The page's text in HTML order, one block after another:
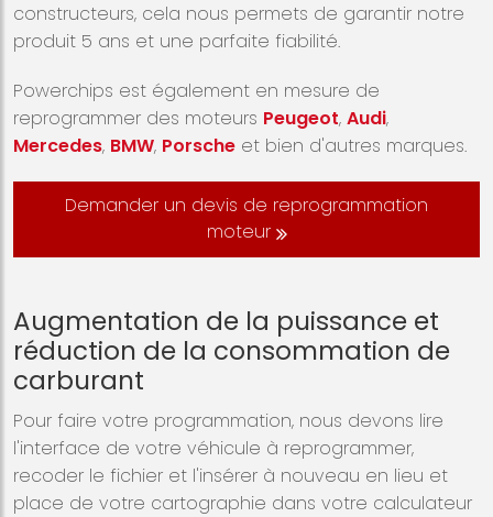
constructeurs, cela nous permets de garantir notre
produit 5 ans et une parfaite fiabilité.
Powerchips est également en mesure de
reprogrammer des moteurs Peugeot, Audi,
Mercedes, BMW, Porsche et bien d'autres marques.
Demander un devis de reprogrammation
moteur
Augmentation de la puissance et
réduction de la consommation de
carburant
Pour faire votre programmation, nous devons lire
l'interface de votre véhicule à reprogrammer,
recoder le fichier et l'insérer à nouveau en lieu et
place de votre cartographie dans votre calculateur